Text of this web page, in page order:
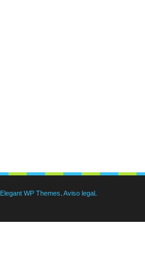
Elegant WP Themes Aviso legal